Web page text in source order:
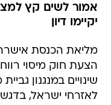
יקיימו דיון
מליאת הכנסת
הצעת חוק מיסוי
שינויים במנגנון
לאזרחי ישראל,